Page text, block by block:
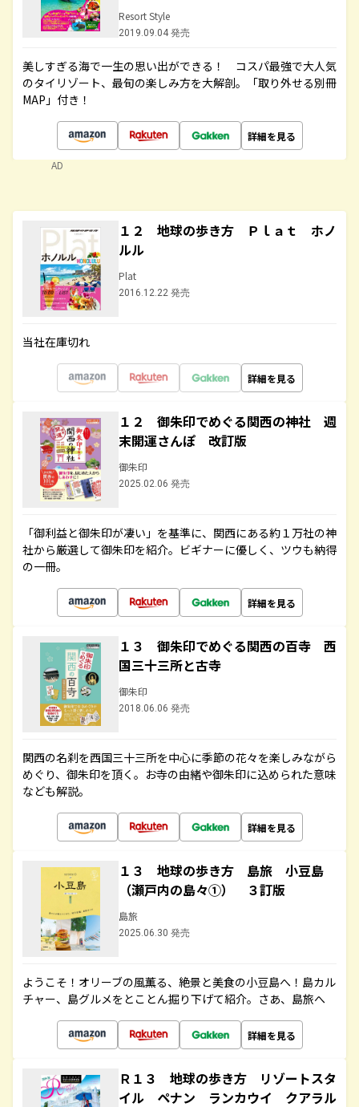
Resort Style
2019.09.04 発売
美しすぎる海で一生の思い出ができる！ コスパ最強で大人気
のタイリゾート、最旬の楽しみ方を大解剖。「取り外せる別冊
MAP」付き！
詳細を見る
AD
１２ 地球の歩き方 Ｐｌａｔ ホノ
ルル
Plat
2016.12.22 発売
当社在庫切れ
詳細を見る
１２ 御朱印でめぐる関西の神社 週
末開運さんぽ 改訂版
御朱印
2025.02.06 発売
「御利益と御朱印が凄い」を基準に、関西にある約１万社の神
社から厳選して御朱印を紹介。ビギナーに優しく、ツウも納得
の一冊。
詳細を見る
１３ 御朱印でめぐる関西の百寺 西
国三十三所と古寺
御朱印
2018.06.06 発売
関西の名刹を西国三十三所を中心に季節の花々を楽しみながら
めぐり、御朱印を頂く。お寺の由緒や御朱印に込められた意味
なども解説。
詳細を見る
１３ 地球の歩き方 島旅 小豆島
（瀬戸内の島々①） ３訂版
島旅
2025.06.30 発売
ようこそ！オリーブの風薫る、絶景と美食の小豆島へ！島カル
チャー、島グルメをとことん掘り下げて紹介。さあ、島旅へ
詳細を見る
Ｒ１３ 地球の歩き方 リゾートスタ
イル ペナン ランカウイ クアラル